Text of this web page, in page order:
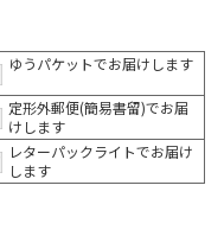
ゆうパケットでお届けします
定形外郵便(簡易書留)でお届
けします
レターパックライトでお届け
します